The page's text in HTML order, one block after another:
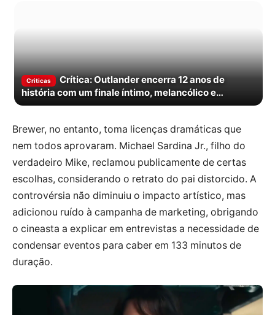
Criticas
Crítica: Outlander encerra 12 anos de
história com um finale íntimo, melancólico e
corajoso
Brewer, no entanto, toma licenças dramáticas que
nem todos aprovaram. Michael Sardina Jr., filho do
verdadeiro Mike, reclamou publicamente de certas
escolhas, considerando o retrato do pai distorcido. A
controvérsia não diminuiu o impacto artístico, mas
adicionou ruído à campanha de marketing, obrigando
o cineasta a explicar em entrevistas a necessidade de
condensar eventos para caber em 133 minutos de
duração.